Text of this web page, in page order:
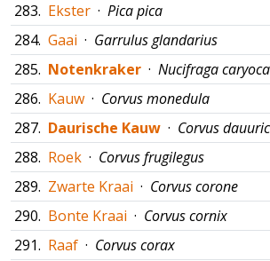
283. Ekster · Pica pica
284. Gaai · Garrulus glandarius
285. Notenkraker · Nucifraga
286. Kauw · Corvus monedula
287. Daurische Kauw · Corvus
288. Roek · Corvus frugilegus
289. Zwarte Kraai · Corvus corone
290. Bonte Kraai · Corvus cornix
291. Raaf · Corvus corax